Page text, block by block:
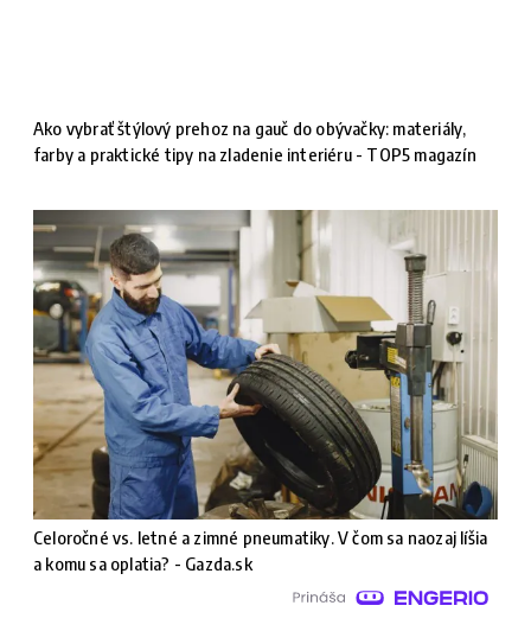
Ako vybrať štýlový prehoz na gauč do obývačky: materiály,
farby a praktické tipy na zladenie interiéru - TOP5 magazín
Celoročné vs. letné a zimné pneumatiky. V čom sa naozaj líšia
a komu sa oplatia? - Gazda.sk